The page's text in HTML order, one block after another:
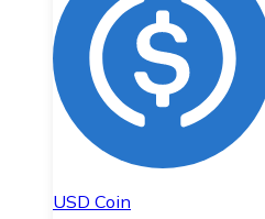
USD Coin